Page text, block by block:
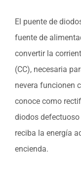
El puente de
fuente de
convertir la
(CC), necesaria
nevera funcionen
conoce como
diodos
reciba la energía
encienda.